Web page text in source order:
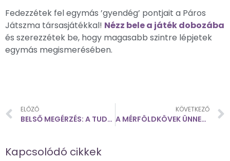
Fedezzétek fel egymás ’gyendég’ pontjait a Páros
Játszma társasjátékkal! Nézz bele a játék dobozába
és szerezzétek be, hogy magasabb szintre lépjetek
egymás megismerésében.
ELŐZŐ
BELSŐ MEGÉRZÉS: A TUDATALATTI ÉRZÉKELÉS ALAPJAI
KÖVETKEZŐ
A MÉRFÖLDKÖVEK ÜNNEPLÉSE: ÉLMÉNYDÚS ÉS EGÉSZSÉGES
Kapcsolódó cikkek